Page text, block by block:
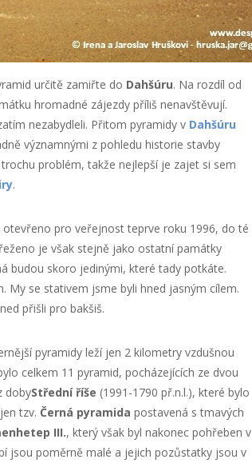
určitě zamiřte do Dahšúru. Na rozdíl od
hromadné zájezdy příliš nenavštěvují.
nezabydleli. Přitom pyramidy v Dahšúru
významnými z pohledu historie stavby
problém, takže nejlepší je zajet si sem
.
pro veřejnost teprve roku 1996, do té
je však stejně jako ostatní památky
budou skoro jedinými, které tady potkáte.
My se stativem jsme byli hned jasným cílem.
přišli pro bakšiš.
pyramidy leží jen 2 kilometry vzdušnou
celkem 11 pyramid, pocházejících ze dvou
dobyStřední říše (1991-1790 př.n.l.), které bylo
tzv. Černá pyramida postavená s tmavých
III., který však byl nakonec pohřeben v
jsou poměrně malé a jejich pozůstatky jsou v